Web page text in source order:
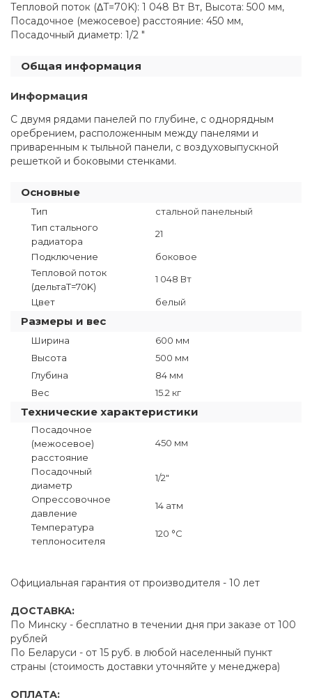
Тепловой поток (ΔT=70K): 1 048 Вт Вт, Высота: 500 мм,
Посадочное (межосевое) расстояние: 450 мм,
Посадочный диаметр: 1/2 "
Общая информация
Информация
С двумя рядами панелей по глубине, с однорядным
оребрением, расположенным между панелями и
приваренным к тыльной панели, с воздуховыпускной
решеткой и боковыми стенками.
Основные
Тип
стальной панельный
Тип стального
радиатора
21
Подключение
боковое
Тепловой поток
(дельтаT=70K)
1 048 Вт
Цвет белый
Размеры и вес
Ширина
600 мм
Высота
500 мм
Глубина
84 мм
Вес
15.2 кг
Технические характеристики
Посадочное
(межосевое)
расстояние
450 мм
Посадочный
диаметр
1/2"
Опрессовочное
давление
14 атм
Температура
теплоносителя
120 °C
Официальная гарантия от производителя - 10 лет
ДОСТАВКА:
По Минску - бесплатно в течении дня при заказе от 100
рублей
По Беларуси - от 15 руб. в любой населенный пункт
страны (стоимость доставки уточняйте у менеджера)
ОПЛАТА: